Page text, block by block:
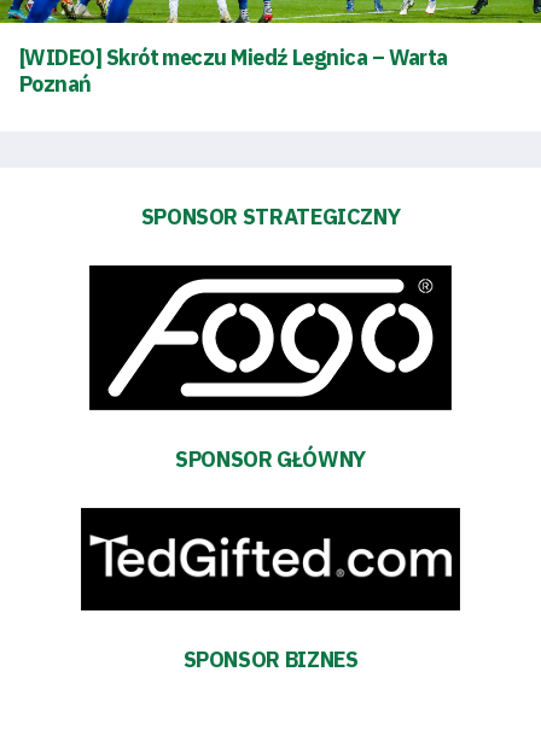
Kontakt
Pierwszy
Futbol
Akademia
[WIDEO] Skrót meczu Miedź Legnica – Warta
Poznań
SPONSOR STRATEGICZNY
SPONSOR GŁÓWNY
SPONSOR BIZNES